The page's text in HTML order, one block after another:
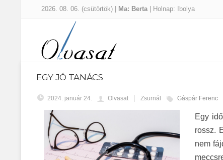
2026. 08. 06. (csütörtök) | Ma: Berta | Holnap: Ibolya
EGY JÓ TANÁCS
2024. január 24. Olvasat Zsurnál Gáspár Ferenc
Egy
rossz.
nem